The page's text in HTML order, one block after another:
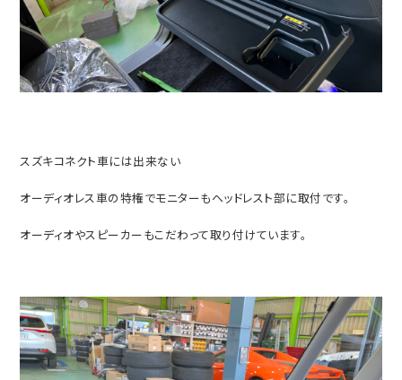
スズキコネクト車には出来ない
オーディオレス車の特権でモニターもヘッドレスト部に取付です。
オーディオやスピーカーもこだわって取り付けています。